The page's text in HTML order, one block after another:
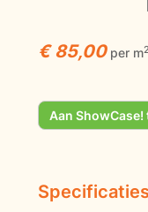
€ 85,00 per m2
Aan ShowCase!